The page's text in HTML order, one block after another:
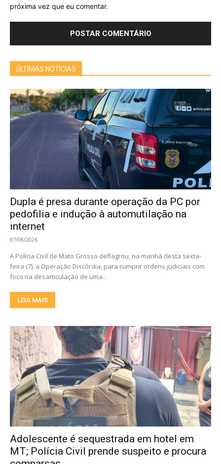
próxima vez que eu comentar.
ÚLTIMAS NOTÍCIAS
Dupla é presa durante operação da PC por
pedofilia e indução à automutilação na
internet
07/08/2026
A Polícia Civil de Mato Grosso deflagrou, na manhã desta sexta-
feira (7), a Operação Discórdia, para cumprir ordens judiciais com
foco na desarticulação de uma...
LEIA MAIS
Adolescente é sequestrada em hotel em
MT; Polícia Civil prende suspeito e procura